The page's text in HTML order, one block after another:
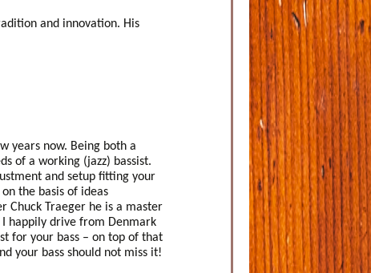
and innovation. His
years now. Being both a
of a working (jazz) bassist.
and setup fitting your
the basis of ideas
Chuck Traeger he is a master
happily drive from Denmark
for your bass – on top of that
your bass should not miss it!